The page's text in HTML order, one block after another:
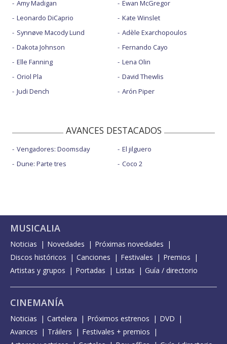
Amy Madigan
Leonardo DiCaprio
Synnøve Macody Lund
Dakota Johnson
Elle Fanning
Oriol Pla
Judi Dench
Ewan McGregor
Kate Winslet
Adèle Exarchopoulos
Fernando Cayo
Lena Olin
David Thewlis
Arón Piper
AVANCES DESTACADOS
Vengadores: Doomsday
Dune: Parte tres
El jilguero
Coco 2
MUSICALIA
Noticias Novedades
Próximas novedades
Discos históricos
Canciones Festivales
Premios
Artistas y grupos
Portadas Listas Guía / directorio
CINEMANÍA
Noticias Cartelera Próximos estrenos
DVD
Avances
Tráilers
Festivales + premios